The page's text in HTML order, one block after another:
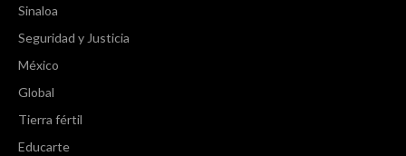
Sinaloa
Seguridad y Justicia
México
Global
Tierra fértil
Educarte